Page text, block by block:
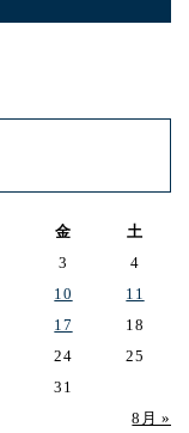
金 土
8月 »
3
4
10
11
17
18
24
25
31